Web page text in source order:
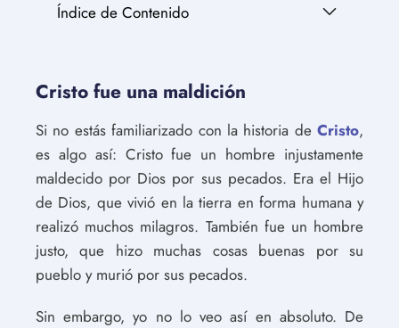
Índice de Contenido
Cristo fue una maldición
Si no estás familiarizado con la historia de Cristo,
es algo así: Cristo fue un hombre injustamente
maldecido por Dios por sus pecados. Era el Hijo
de Dios, que vivió en la tierra en forma humana y
realizó muchos milagros. También fue un hombre
justo, que hizo muchas cosas buenas por su
pueblo y murió por sus pecados.
Sin embargo, yo no lo veo así en absoluto. De